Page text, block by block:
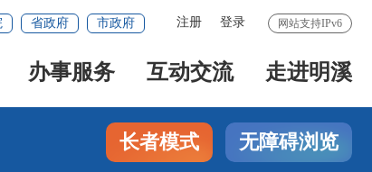
网站支持IPv6
注册 登录
省政府 市政府
办事服务 互动交流 走进明溪
长者模式 无障碍浏览